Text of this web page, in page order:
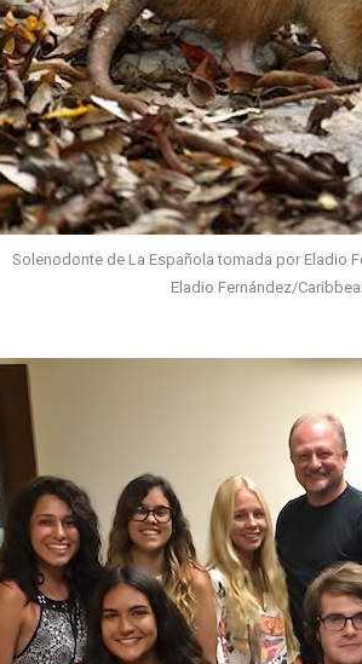
Solenodonte de La Española tomada por Eladio
Eladio Fernández/